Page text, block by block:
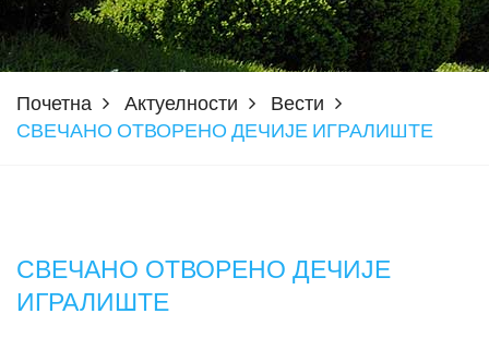
Почетна Актуелности
Вести
СВЕЧАНО ОТВОРЕНО ДЕЧИЈЕ ИГРАЛИШТЕ
СВЕЧАНО ОТВОРЕНО ДЕЧИЈЕ
ИГРАЛИШТЕ